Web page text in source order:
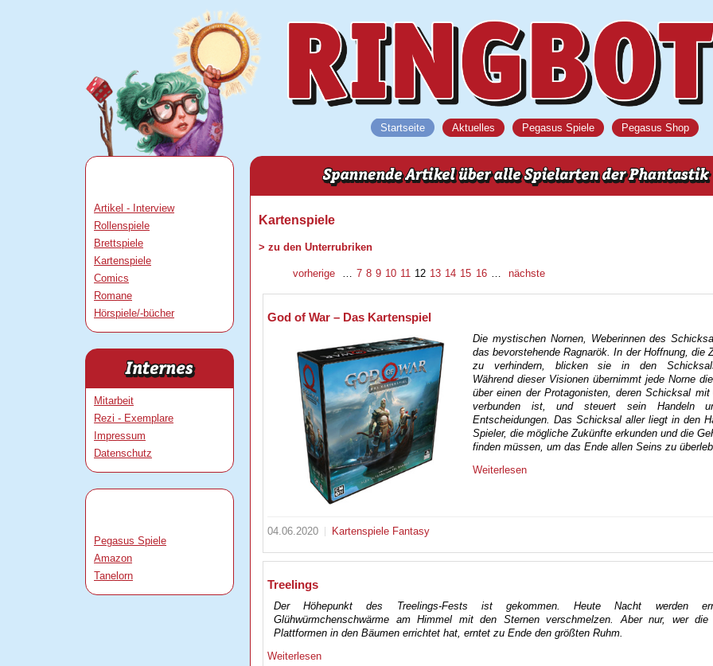
Startseite Aktuelles Pegasus Spiele Pegasus Shop
Artikel - Interview
Rollenspiele
Brettspiele
Kartenspiele
Comics
Romane
Hörspiele/-bücher
Mitarbeit
Rezi - Exemplare
Impressum
Datenschutz
Pegasus Spiele
Amazon
Tanelorn
Kartenspiele
> zu den Unterrubriken
vorherige 7 8 9 10 11 12 13 14 15 16 nächste
God of War – Das Kartenspiel
Die mystischen Nornen, Weberinnen des
das bevorstehende Ragnarök. In der Hoffnung, die
zu verhindern, blicken sie in den
Während dieser Visionen übernimmt jede Norne
über einen der Protagonisten, deren Schicksal mit
verbunden ist, und steuert sein Handeln
Entscheidungen. Das Schicksal aller liegt in den
Spieler, die mögliche Zukünfte erkunden und die
finden müssen, um das Ende allen Seins zu
Weiterlesen
04.06.2020 Kartenspiele Fantasy
Treelings
Der Höhepunkt des Treelings-Fests ist gekommen. Heute Nacht werden
Glühwürmchenschwärme am Himmel mit den Sternen verschmelzen. Aber nur, wer die
Plattformen in den Bäumen errichtet hat, erntet zu Ende den größten Ruhm.
Weiterlesen